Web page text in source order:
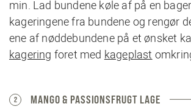
min. Lad bundene køle af på en
kageringene fra bundene og rengør
ene af nøddebundene på et ønsket
kagering foret med kageplast
2 MANGO & PASSIONSFRUGT LAGE